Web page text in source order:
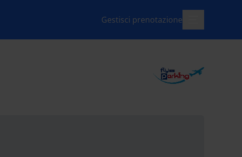
Gestisci prenotazione